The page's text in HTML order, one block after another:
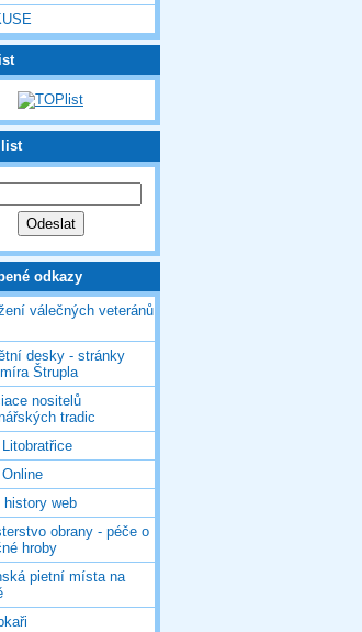
list
odkazy
válečných veteránů
desky - stránky
Štrupla
nositelů
tradic
Litobratřice
history web
obrany - péče o
hroby
pietní místa na